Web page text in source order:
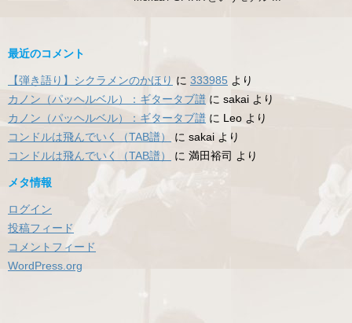
最近のコメント
【弾き語り】シクラメンのかほり に 333985 より
カノン（パッヘルベル）：ギタータブ譜 に sakai より
カノン（パッヘルベル）：ギタータブ譜 に Leo より
コンドルは飛んでいく（TAB譜）
に sakai より
コンドルは飛んでいく（TAB譜）
に 満田裕司 より
メタ情報
ログイン
投稿フィード
コメントフィード
WordPress.org